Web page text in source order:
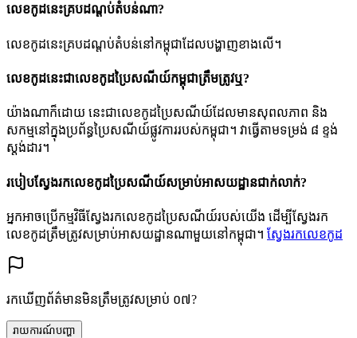
លេខកូដនេះគ្របដណ្តប់តំបន់ណា?
លេខកូដនេះគ្របដណ្តប់តំបន់នៅកម្ពុជាដែលបង្ហាញខាងលើ។
លេខកូដនេះជាលេខកូដប្រៃសណីយ៍កម្ពុជាត្រឹមត្រូវឬ?
យ៉ាងណាក៏ដោយ នេះជាលេខកូដប្រៃសណីយ៍ដែលមានសុពលភាព និង
សកម្មនៅក្នុងប្រព័ន្ធប្រៃសណីយ៍ផ្លូវការរបស់កម្ពុជា។ វាធ្វើតាមទម្រង់ ៨ ខ្ទង់
ស្តង់ដារ។
របៀបស្វែងរកលេខកូដប្រៃសណីយ៍សម្រាប់អាសយដ្ឋានជាក់លាក់?
អ្នកអាចប្រើកម្មវិធីស្វែងរកលេខកូដប្រៃសណីយ៍របស់យើង ដើម្បីស្វែងរក
លេខកូដត្រឹមត្រូវសម្រាប់អាសយដ្ឋានណាមួយនៅកម្ពុជា។ ស្វែងរកលេខកូដ
រកឃើញព័ត៌មានមិនត្រឹមត្រូវសម្រាប់ ០៧?
រាយការណ៍បញ្ហា